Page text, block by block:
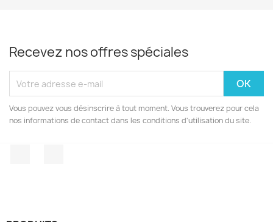
Recevez nos offres spéciales
Vous pouvez vous désinscrire à tout moment. Vous trouverez pour cela
nos informations de contact dans les conditions d'utilisation du site.